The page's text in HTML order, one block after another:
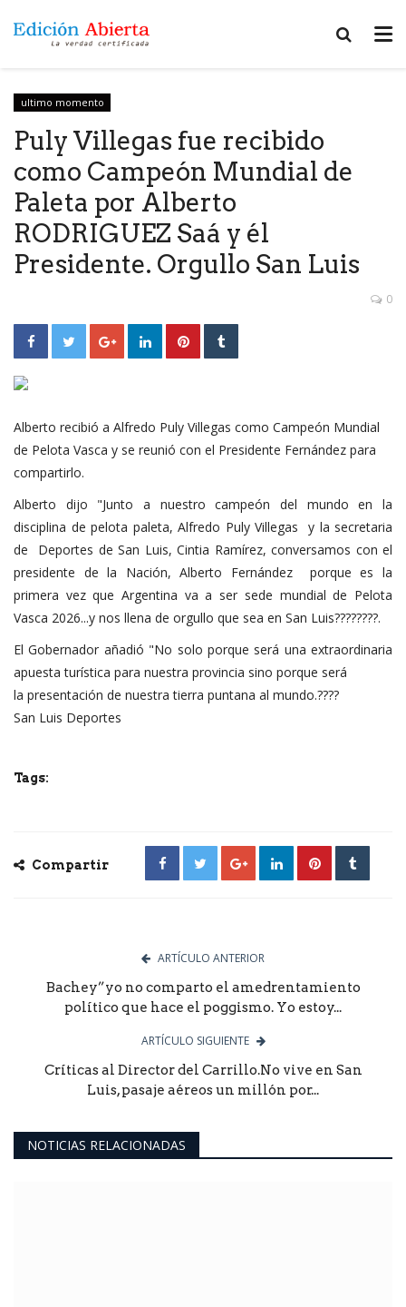
ultimo momento
Puly Villegas fue recibido
como Campeón Mundial de
Paleta por Alberto
RODRIGUEZ Saá y él
Presidente. Orgullo San Luis
0
Alberto recibió a Alfredo Puly Villegas como Campeón Mundial
de Pelota Vasca y se reunió con el Presidente Fernández para
compartirlo.
Alberto dijo "Junto a nuestro campeón del mundo en la
disciplina de pelota paleta, Alfredo Puly Villegas y la secretaria
de Deportes de San Luis, Cintia Ramírez, conversamos con el
presidente de la Nación, Alberto Fernández porque es la
primera vez que Argentina va a ser sede mundial de Pelota
Vasca 2026...y nos llena de orgullo que sea en San Luis????????.
El Gobernador añadió "No solo porque será una extraordinaria
apuesta turística para nuestra provincia sino porque será
la presentación de nuestra tierra puntana al mundo.????
San Luis Deportes
Tags:
Compartir
ARTÍCULO ANTERIOR
Bachey”yo no comparto el amedrentamiento
político que hace el poggismo. Yo estoy...
ARTÍCULO SIGUIENTE
Críticas al Director del Carrillo.No vive en San
Luis, pasaje aéreos un millón por...
NOTICIAS RELACIONADAS